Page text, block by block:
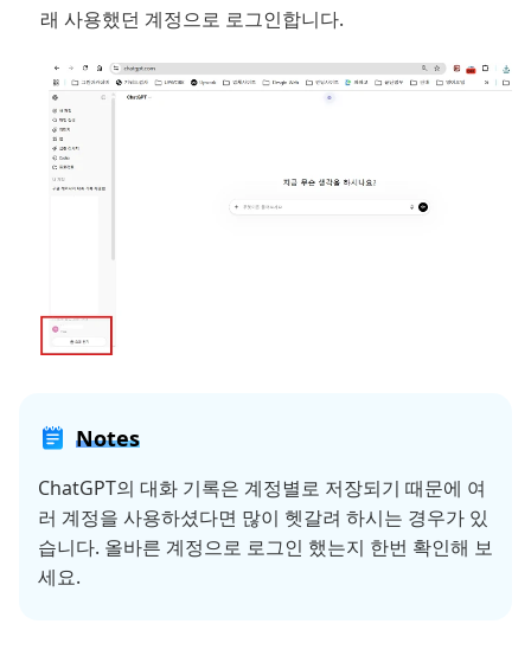
래 사용했던 계정으로 로그인합니다.
Notes
ChatGPT의 대화 기록은 계정별로 저장되기 때문에 여
러 계정을 사용하셨다면 많이 헷갈려 하시는 경우가 있
습니다. 올바른 계정으로 로그인 했는지 한번 확인해 보
세요.